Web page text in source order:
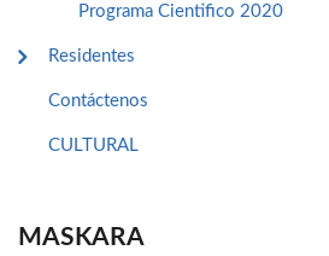
Programa Cientifico 2020
Residentes
Contáctenos
CULTURAL
MASKARA